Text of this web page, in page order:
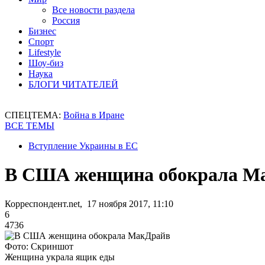
Все новости раздела
Россия
Бизнес
Спорт
Lifestyle
Шоу-биз
Наука
БЛОГИ ЧИТАТЕЛЕЙ
СПЕЦТЕМА: Война в Иране
ВСЕ ТЕМЫ
Вступление Украины в ЕС
В США женщина обокрала
Корреспондент.net, 17 ноября 2017, 11:10
6
4736
Фото: Скриншот
Женщина украла ящик еды